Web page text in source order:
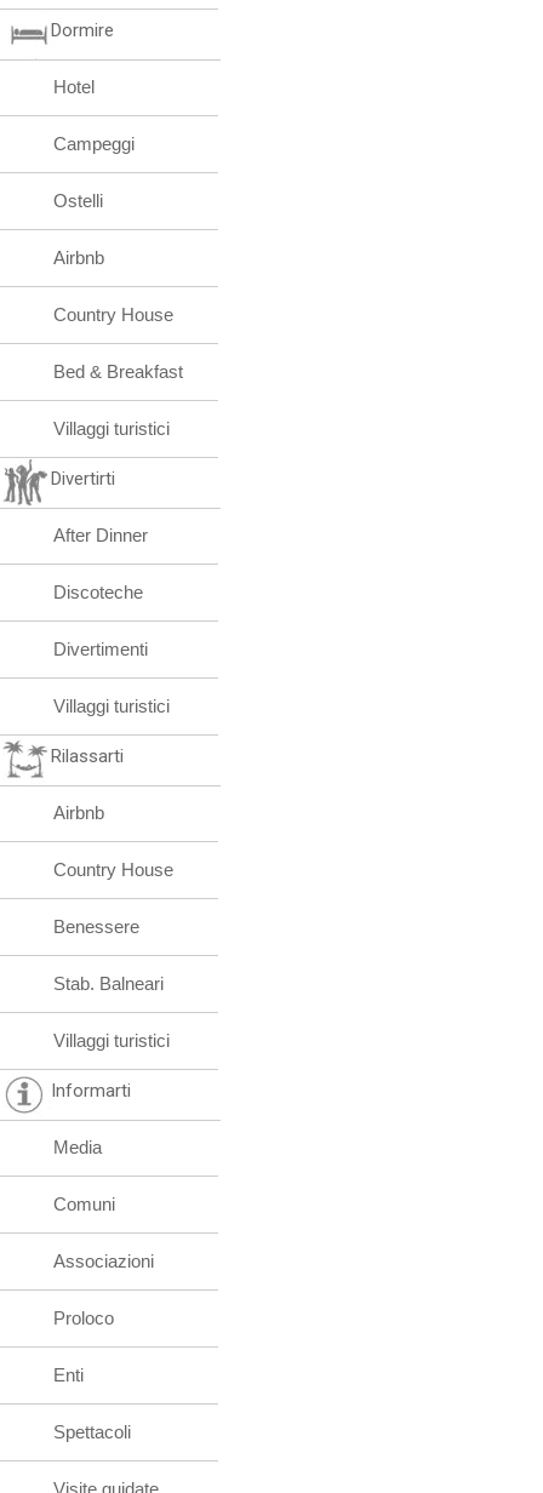
Dormire
Hotel
Campeggi
Ostelli
Airbnb
Country House
Bed & Breakfast
Villaggi turistici
Divertirti
After Dinner
Discoteche
Divertimenti
Villaggi turistici
Rilassarti
Airbnb
Country House
Benessere
Stab. Balneari
Villaggi turistici
Informarti
Media
Comuni
Associazioni
Proloco
Enti
Spettacoli
Visite guidate